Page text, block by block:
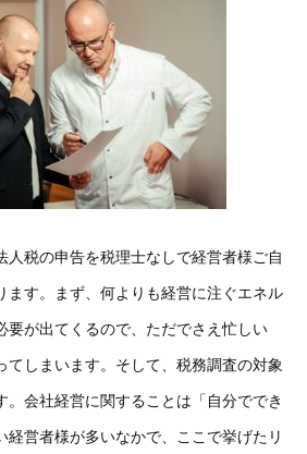
人税の申告を税理士なしで経営者様ご自
ます。まず、何よりも経営に注ぐエネル
要が出てくるので、ただでさえ忙しい
てしまいます。そして、税務調査の対象
。会社経営に関することは「自分ででき
経営者様が多いなかで、ここで挙げたリ